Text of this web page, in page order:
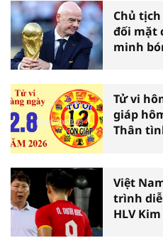
Chủ
đối mặt
minh
Tử vi
giáp
Thân
Việt
trình
HLV